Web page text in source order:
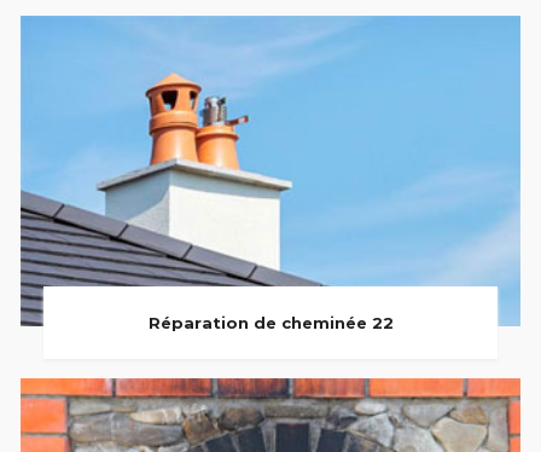
Réparation de cheminée 22